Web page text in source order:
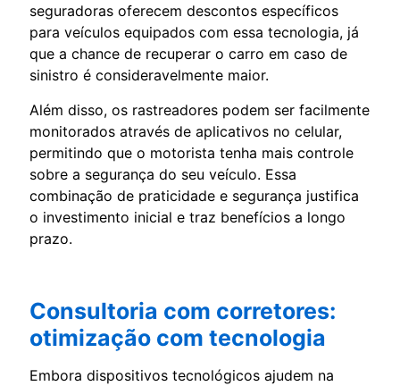
seguradoras oferecem descontos específicos
para veículos equipados com essa tecnologia, já
que a chance de recuperar o carro em caso de
sinistro é consideravelmente maior.
Além disso, os rastreadores podem ser facilmente
monitorados através de aplicativos no celular,
permitindo que o motorista tenha mais controle
sobre a segurança do seu veículo. Essa
combinação de praticidade e segurança justifica
o investimento inicial e traz benefícios a longo
prazo.
Consultoria com corretores:
otimização com tecnologia
Embora dispositivos tecnológicos ajudem na